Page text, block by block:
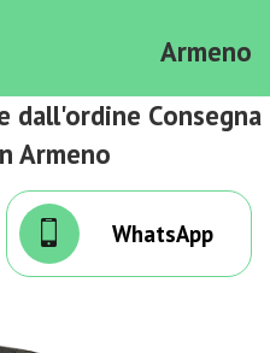
Armeno
dall'ordine Consegna
Armeno
WhatsApp